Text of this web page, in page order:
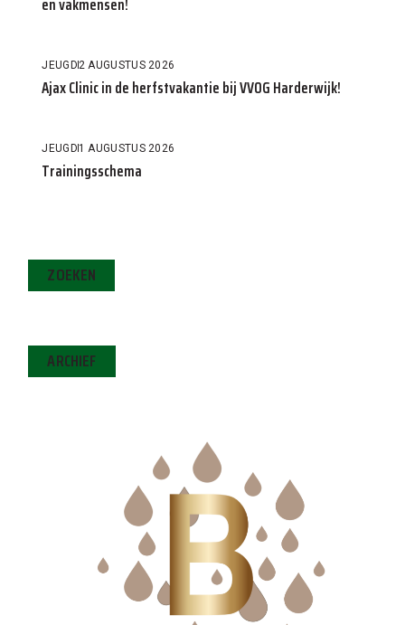
JEUGD2 AUGUSTUS 2026
Ajax Clinic in de herfstvakantie bij VVOG Harderwijk!
JEUGD1 AUGUSTUS 2026
Trainingsschema
ZOEKEN
ARCHIEF